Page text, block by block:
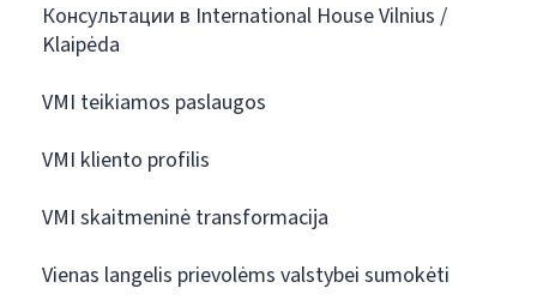
Консультации в International House Vilnius /
Klaipėda
VMI teikiamos paslaugos
VMI kliento profilis
VMI skaitmeninė transformacija
Vienas langelis prievolėms valstybei sumokėti